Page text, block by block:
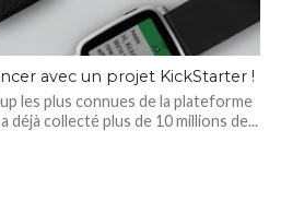
avec un projet KickStarter !
les plus connues de la plateforme
déjà collecté plus de 10 millions de...